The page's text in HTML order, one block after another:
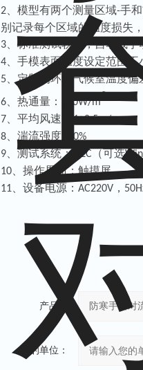
2 、模型有两个测量区域-手
别记录每个区域的温度损失
3 、标准测试软件，自动或
4 、手模表面温度设定范围不
5 、定制的环境气候室温度
6 、热通量： 200W/m
7 、平均风速： 4±0.5m/s
8 、湍流强度≤
30%
9 、测试系统： PLC（可选
10 、操作界面：触摸屏
11 设备电源： AC220V ，
产品：
您的单位：